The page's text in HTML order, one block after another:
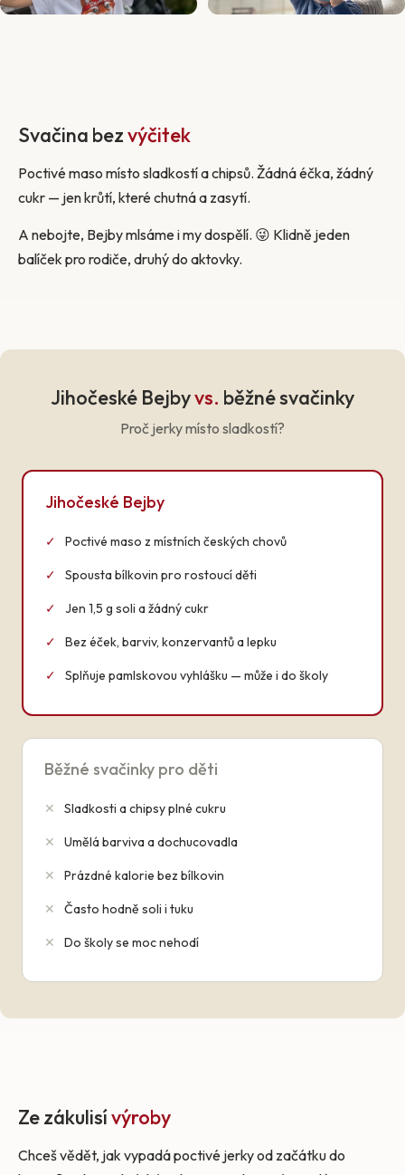
Svačina bezvýčitek
Poctivé maso místo sladkostí a chipsů. Žádná éčka, žádný
cukr — jen krůtí, které chutná a zasytí.
A nebojte, Bejby mlsáme i my dospělí. 😜 Klidně jeden
balíček pro rodiče, druhý do aktovky.
Jihočeské Bejbyvs. běžné svačinky
Proč jerky místo sladkostí?
Jihočeské Bejby
✓ Poctivé maso z místních českých chovů
✓ Spousta bílkovin pro rostoucí děti
✓ Jen 1,5 g soli a žádný cukr
✓ Bez éček, barviv, konzervantů a lepku
✓ Splňuje pamlskovou vyhlášku — může i do školy
Běžné svačinky pro děti
✕ Sladkosti a chipsy plné cukru
✕ Umělá barviva a dochucovadla
✕ Prázdné kalorie bez bílkovin
✕ Často hodně soli i tuku
✕ Do školy se moc nehodí
Ze zákulisívýroby
Chceš vědět, jak vypadá poctivé jerky od začátku do